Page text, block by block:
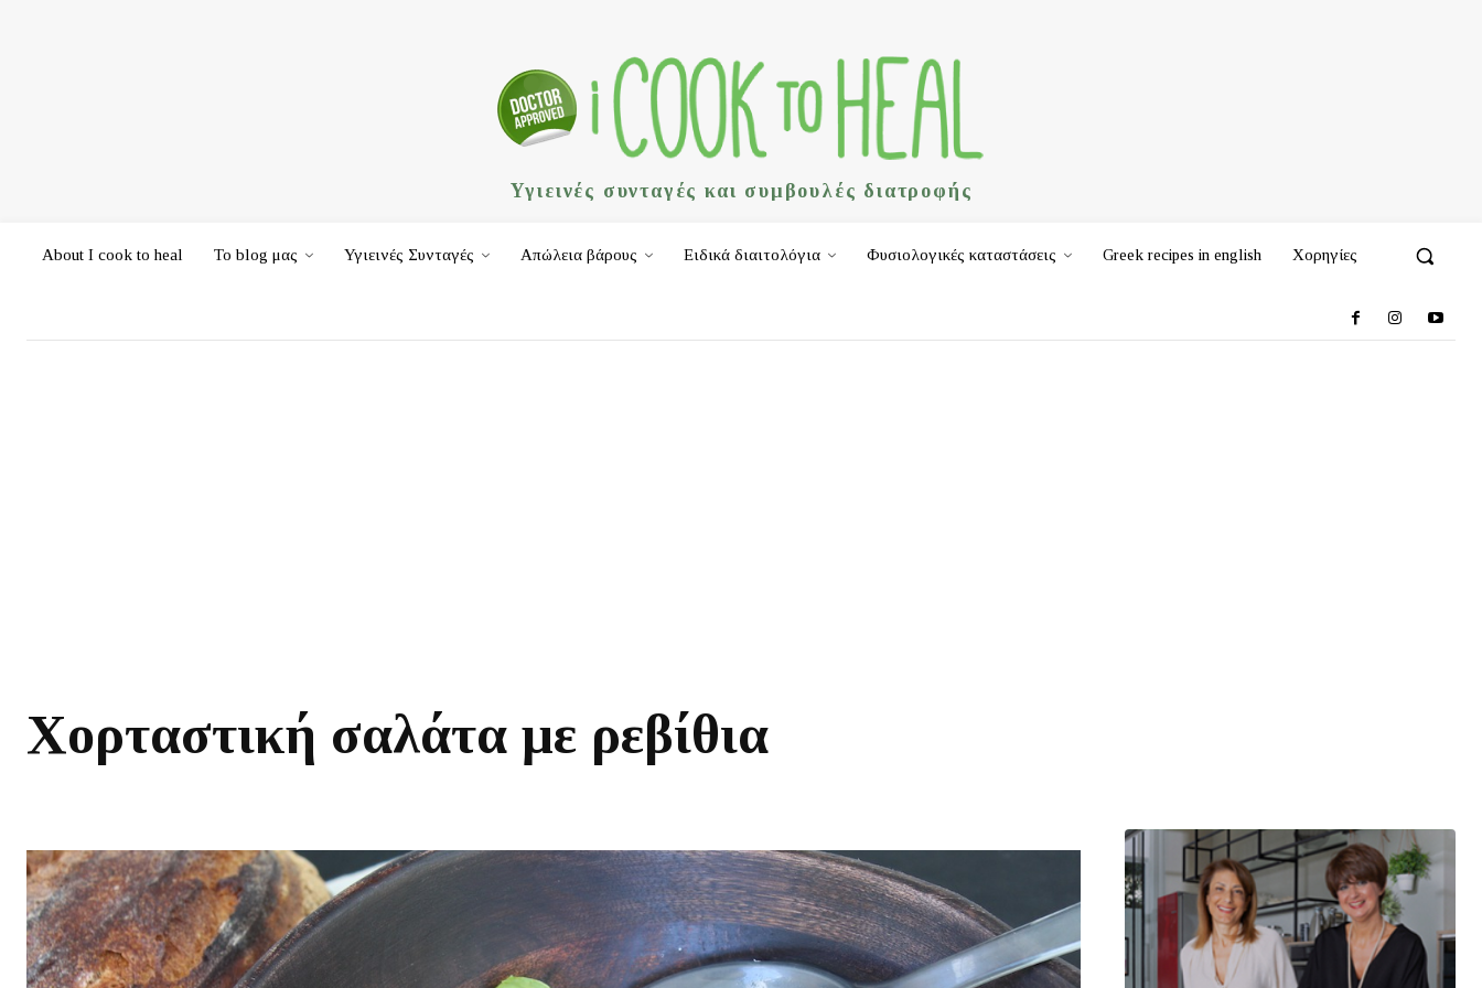
Υγιεινές συνταγές και συμβουλές διατροφής
About I cook to heal Το blog μας Υγιεινές Συνταγές Απώλεια βάρους Ειδικά διαιτολόγια Φυσιολογικές καταστάσεις Greek recipes in english Χορηγίες
Χορταστική σαλάτα με ρεβίθια